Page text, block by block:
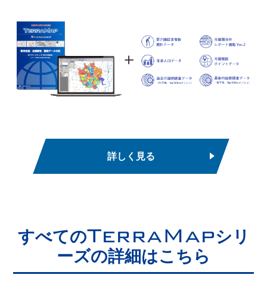
詳しく見る
すべてのTerraMapシリ
ーズの詳細はこちら